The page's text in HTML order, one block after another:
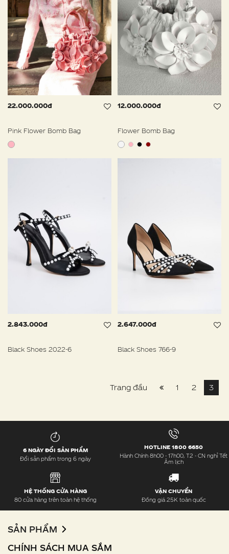
22.000.000đ
Pink Flower Bomb Bag
12.000.000đ
Flower Bomb Bag
2.843.000đ
Black Shoes 2022-6
2.647.000đ
Black Shoes 766-9
Trang đầu 1 2 3
6 NGÀY ĐỔI SẢN PHẨM
Đổi sản phẩm trong 6 ngày
HOTLINE 1800 6650
Hành Chính 8h00 - 17h00, T2 - CN nghỉ Tết
Âm lịch
HỆ THỐNG CỬA HÀNG
80 cửa hàng trên toàn hệ thống
VẬN CHUYỂN
Đồng giá 25K toàn quốc
SẢN PHẨM
CHÍNH SÁCH MUA SẮM